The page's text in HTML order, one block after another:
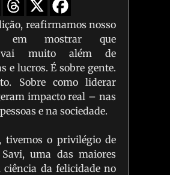
reafirmamos nosso
em mostrar que
vai muito além de
e lucros. É sobre gente.
Sobre como liderar
impacto real – nas
e na sociedade.
tivemos o privilégio de
uma das maiores
ciência da felicidade no